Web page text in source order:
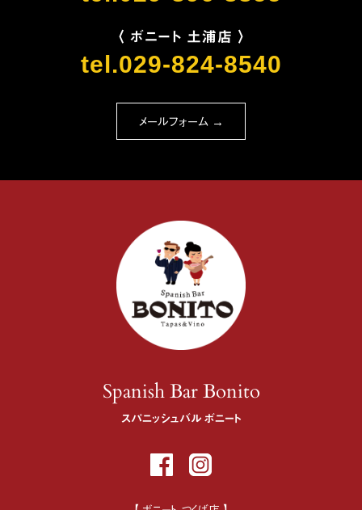
〈 ボニート 土浦店 〉
tel.029-824-8540
メールフォーム →
Spanish Bar Bonito
スパニッシュバル ボニート